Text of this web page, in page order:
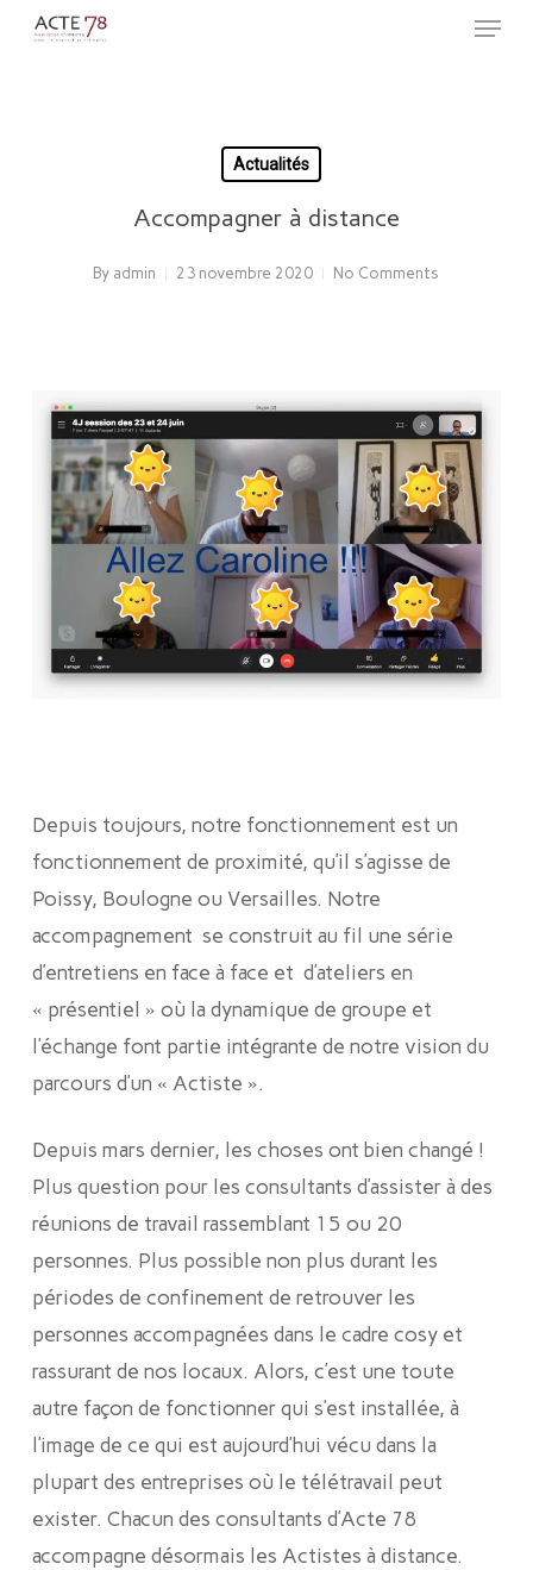
Skip
Menu
Actualités
Accompagner à distance
By admin 23 novembre 2020 No Comments
Depuis toujours, notre fonctionnement est un
fonctionnement de proximité, qu’il s’agisse de
Poissy, Boulogne ou Versailles. Notre
accompagnement se construit au fil une série
d’entretiens en face à face et d’ateliers en
« présentiel » où la dynamique de groupe et
l’échange font partie intégrante de notre vision du
parcours d’un « Actiste ».
Depuis mars dernier, les choses ont bien changé !
Plus question pour les consultants d’assister à des
réunions de travail rassemblant 15 ou 20
personnes. Plus possible non plus durant les
périodes de confinement de retrouver les
personnes accompagnées dans le cadre cosy et
rassurant de nos locaux. Alors, c’est une toute
autre façon de fonctionner qui s’est installée, à
l’image de ce qui est aujourd’hui vécu dans la
plupart des entreprises où le télétravail peut
exister. Chacun des consultants d’Acte 78
accompagne désormais les Actistes à distance.